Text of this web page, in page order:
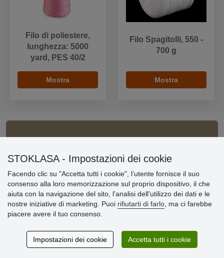
Filo di poliestere,
lunghezza: 5000
yard, PES 40/2
Mostra
Filo Spagitolli, 550 -
700 g
Mostra
» Impostazioni dei cookie
» Termini & Condizioni
» Informativa sulla Privacy
» Consegna e pagamento
» Garanzia e resi
» Programma fedeltà
Recensioni
STOKLASA - Impostazioni dei cookie
Facendo clic su "Accetta tutti i cookie", l’utente fornisce il suo
consenso alla loro memorizzazione sul proprio dispositivo, il che
aiuta con la navigazione del sito, l'analisi dell'utilizzo dei dati e le
nostre iniziative di marketing. Puoi rifiutarti di farlo , ma ci farebbe
piacere avere il tuo consenso.
Impostazioni dei cookie Accetta tutti i cookie